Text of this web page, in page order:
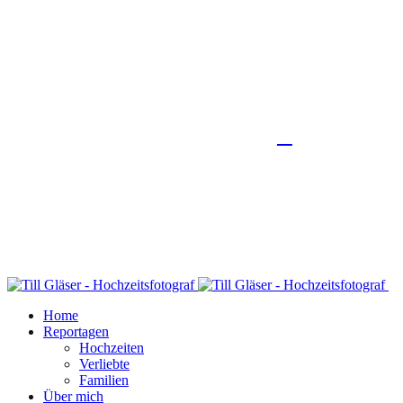
Home
Reportagen
Hochzeiten
Verliebte
Familien
Über mich